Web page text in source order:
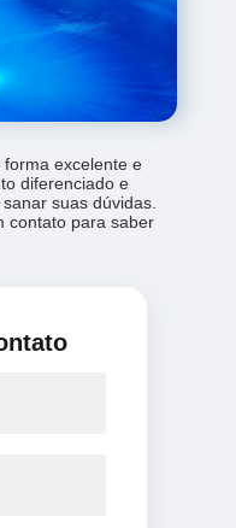
excelente e
diferenciado e
suas dúvidas.
contato para saber